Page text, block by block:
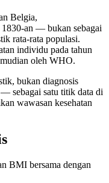
Belgia,
an — bukan sebagai
rata-rata populasi.
individu pada tahun
oleh WHO.
bukan diagnosis
sebagai satu titik data di
wawasan kesehatan
BMI bersama dengan